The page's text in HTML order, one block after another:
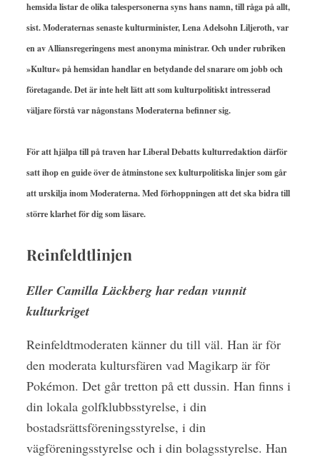
hemsida listar de olika talespersonerna syns hans namn, till råga på allt,
sist. Moderaternas senaste kulturminister, Lena Adelsohn Liljeroth, var
en av Alliansregeringens mest anonyma ministrar. Och under rubriken
»Kultur« på hemsidan handlar en betydande del snarare om jobb och
företagande. Det är inte helt lätt att som kulturpolitiskt intresserad
väljare förstå var någonstans Moderaterna befinner sig.
För att hjälpa till på traven har Liberal Debatts kulturredaktion därför
satt ihop en guide över de åtminstone sex kulturpolitiska linjer som går
att urskilja inom Moderaterna. Med förhoppningen att det ska bidra till
större klarhet för dig som läsare.
Reinfeldtlinjen
Eller Camilla Läckberg har redan vunnit
kulturkriget
Reinfeldtmoderaten känner du till väl. Han är för
den moderata kultursfären vad Magikarp är för
Pokémon. Det går tretton på ett dussin. Han finns i
din lokala golfklubbsstyrelse, i din
bostadsrättsföreningsstyrelse, i din
vägföreningsstyrelse och i din bolagsstyrelse. Han